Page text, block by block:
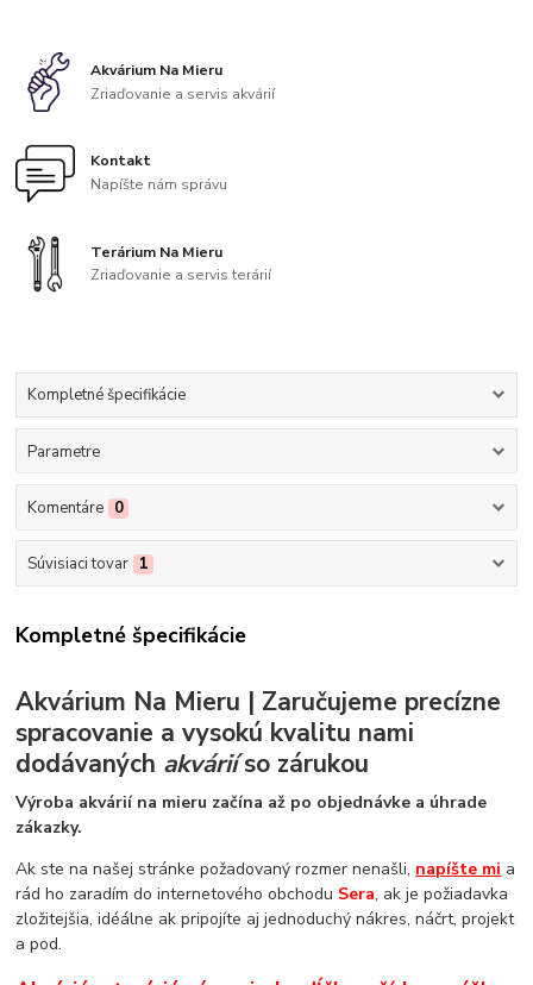
Akvárium Na Mieru
Zriaďovanie a servis akvárií
Kontakt
Napíšte nám správu
Terárium Na Mieru
Zriaďovanie a servis terárií
Kompletné špecifikácie
Parametre
Komentáre 0
Súvisiaci tovar 1
Kompletné špecifikácie
Akvárium Na Mieru | Zaručujeme precízne
spracovanie a vysokú kvalitu nami
dodávaných akváriíso zárukou
Výroba akvárií na mieru začína až po objednávke a úhrade
zákazky.
Ak ste na našej stránke požadovaný rozmer nenašli, napíšte mi a
rád ho zaradím do internetového obchodu Sera, ak je požiadavka
zložitejšia, idéálne ak pripojíte aj jednoduchý nákres, náčrt, projekt
a pod.